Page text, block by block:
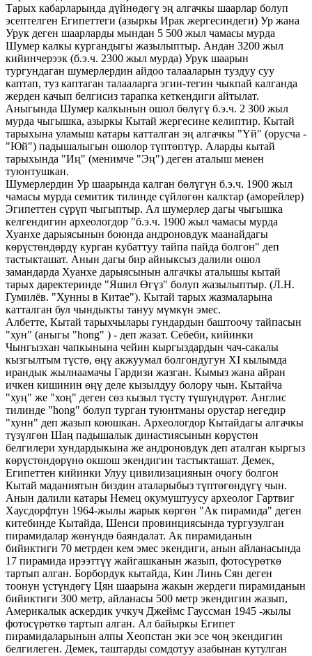
Тарых кабарларында дүйнөдөгү эң алгачкы шаарлар болуп
эсептелген Египеттеги (азыркы Ирак жергесиндеги) Ур жана
Урук деген шаарларды мындан 5 500 жыл чамасы мурда
Шумер калкы кургандыгы жазылыптыр. Андан 3200 жыл
кийинчерээк (б.э.ч. 2300 жыл мурда) Урук шаарын
тургундаган шумерлердин айдоо талааларын туздуу суу
каптап, туз каптаган талааларга эгин-тегин чыкпай калганда
жерден качып белгисиз тарапка кеткендиги айтылат.
Аныгында Шумер калкынын ошол бөлүгү б.э.ч. 2 300 жыл
мурда чыгышка, азыркы Кытай жергесине келиптир. Кытай
тарыхына уламыш катары катталган эң алгачкы "Үй" (орусча -
"Юй") падышалыгын ошолор түптөптүр. Аларды кытай
тарыхында "Иң" (менимче "Эң") деген аталыш менен
туюнтушкан.
Шумерлердин Ур шаарында калган бөлүгүн б.э.ч. 1900 жыл
чамасы мурда семитик тилинде сүйлөгөн калктар (аморейлер)
Эгипеттен сүрүп чыгыптыр. Ал шумерлер дагы чыгышка
келгендигин археологдор "б.э.ч. 1900 жыл чамасы мурда
Хуанхе дарыясынын боюнда андроновдук маанайдагы
көрүстөндөрдү курган кубаттуу тайпа пайда болгон" деп
тастыкташат. Анын дагы бир айныксыз далили ошол
замандарда Хуанхе дарыясынын алгачкы аталышы кытай
тарых даректеринде "Яшил Өгүз" болуп жазылыптыр. (Л.Н.
Гумилёв. "Хунны в Китае"). Кытай тарых жазмаларына
катталган бул чындыкты тануу мүмкүн эмес.
Албетте, Кытай тарыхчылары гундардын баштоочу тайпасын
"хун" (аныгы "hong" ) - деп жазат. Себеби, кийинки
Чынгызхан чапкынына чейин кыргыздардын чач-сакалы
кызгылтым түстө, өңү акжуумал болгондугун XI кылымда
ирандык жылнаамачы Гардизи жазган. Кымыз жана айран
ичкен кишинин өңү деле кызылдуу болору чын. Кытайча
"хуң" же "хоң" деген сөз кызыл түстү түшүндүрөт. Англис
тилинде "hong" болуп турган туюнтманы орустар негедир
"хунн" деп жазып коюшкан. Археологдор Кытайдагы алгачкы
түзүлгөн Шаң падышалык династиясынын көрүстөн
белгилери хундардыкына же андроновдук деп аталган кыргыз
көрүстөндөрүнө окшош экендигин тастыкташат. Демек,
Египеттен кийинки Улуу цивилизациянын очогу болгон
Кытай маданиятын биздин аталарыбыз түптөгөндүгү чын.
Анын далили катары Немец окумуштуусу археолог Гартвиг
Хаусдорфтун 1964-жылы жарык көргөн "Ак пирамида" деген
китебинде Кытайда, Шенси провинциясында тургузулган
пирамидалар жөнүндө баяндалат. Ак пирамиданын
бийиктиги 70 метрден кем эмес экендиги, анын айланасында
17 пирамида ирээттүү жайгашканын жазып, фотосүрөткө
тартып алган. Борбордук кытайда, Кин Линь Сян деген
тоонун үстүндөгү Цян шаарына жакын жердеги пирамиданын
бийиктиги 300 метр, айланасы 500 метр экендигин жазып,
Америкалык аскердик учкуч Джеймс Гауссман 1945 -жылы
фотосүрөткө тартып алган. Ал байыркы Египет
пирамидаларынын алпы Хеопстан эки эсе чоң экендигин
белгилеген. Демек, таштарды сомдотуу азабынан кутулган